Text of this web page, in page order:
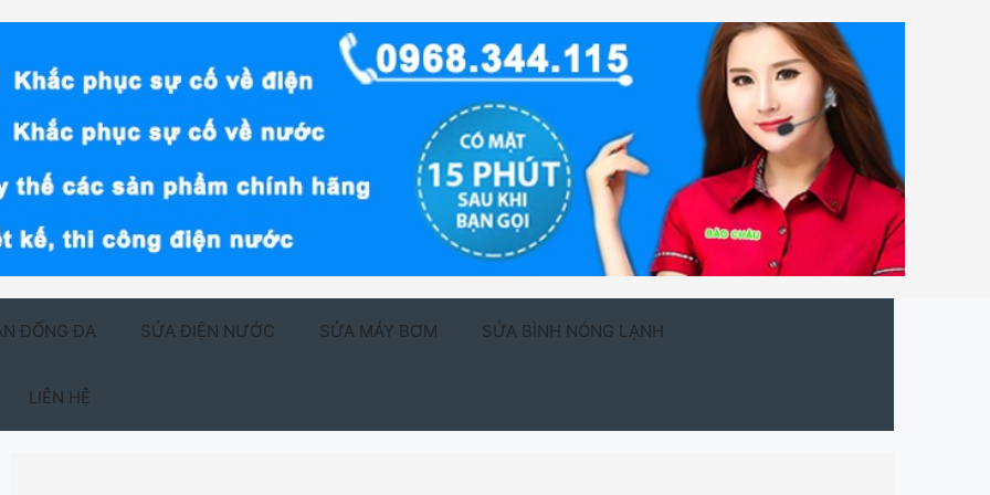
ĐỐNG ĐA SỬA ĐIỆN NƯỚC SỬA MÁY BƠM SỬA BÌNH NÓNG LẠNH
LIÊN HỆ